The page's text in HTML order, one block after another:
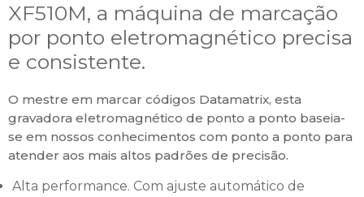
XF510M, a máquina de marcação
por ponto eletromagnético precisa
e consistente.
O mestre em marcar códigos Datamatrix, esta
gravadora eletromagnético de ponto a ponto baseia-
se em nossos conhecimentos com ponto a ponto para
atender aos mais altos padrões de precisão.
Alta performance. Com ajuste automático de